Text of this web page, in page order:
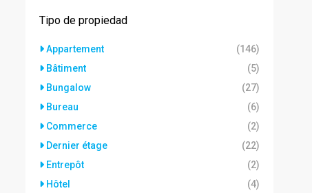
Tipo de propiedad
Appartement
(146)
Bâtiment
(5)
Bungalow
(27)
Bureau
(6)
Commerce
(2)
Dernier étage
(22)
Entrepôt
(2)
Hôtel
(4)